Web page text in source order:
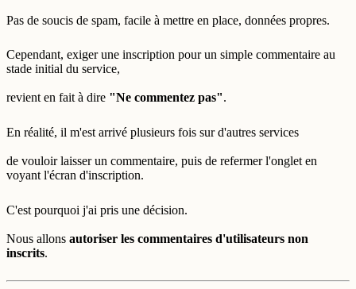
Pas de soucis de spam, facile à mettre en place, données propres.
Cependant, exiger une inscription pour un simple commentaire au
stade initial du service,
revient en fait à dire "Ne commentez pas".
En réalité, il m'est arrivé plusieurs fois sur d'autres services
de vouloir laisser un commentaire, puis de refermer l'onglet en
voyant l'écran d'inscription.
C'est pourquoi j'ai pris une décision.
Nous allons autoriser les commentaires d'utilisateurs non
inscrits.